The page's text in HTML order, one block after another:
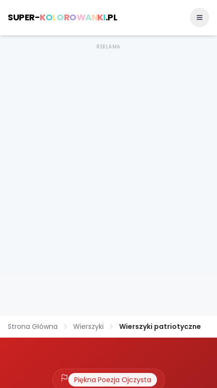
SUPER-KOLOROWANKI.PL
REKLAMA
Strona Główna Wierszyki Wierszyki patriotyczne
Piękna Poezja Ojczysta